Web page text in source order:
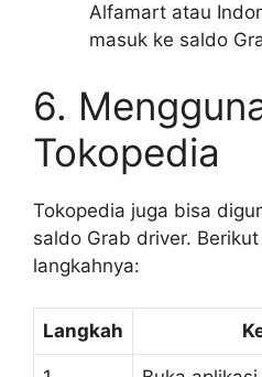
Alfamart atau
masuk ke saldo
6.
Tokopedia
Tokopedia juga bisa
saldo Grab driver.
langkahnya:
Langkah